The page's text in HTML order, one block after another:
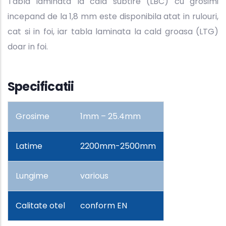
incepand de la 1,8 mm este disponibila atat in rulouri,
cat si in foi, iar tabla laminata la cald groasa (LTG)
doar in foi.
Specificatii
Grosime 1mm – 25.4mm
Latime 2200mm-2500mm
Lungime various
Calitate otel conform EN